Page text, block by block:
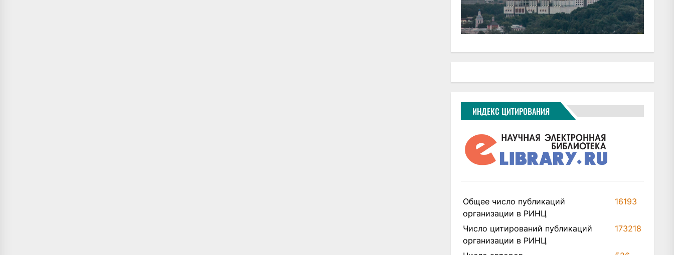
ИНДЕКС ЦИТИРОВАНИЯ
Общее число публикаций
организации в РИНЦ
16193
Число цитирований публикаций
организации в РИНЦ
173218